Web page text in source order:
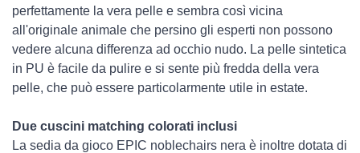
perfettamente la vera pelle e sembra così vicina
all'originale animale che persino gli esperti non possono
vedere alcuna differenza ad occhio nudo. La pelle sintetica
in PU è facile da pulire e si sente più fredda della vera
pelle, che può essere particolarmente utile in estate.
Due cuscini matching colorati inclusi
La sedia da gioco EPIC noblechairs nera è inoltre dotata di